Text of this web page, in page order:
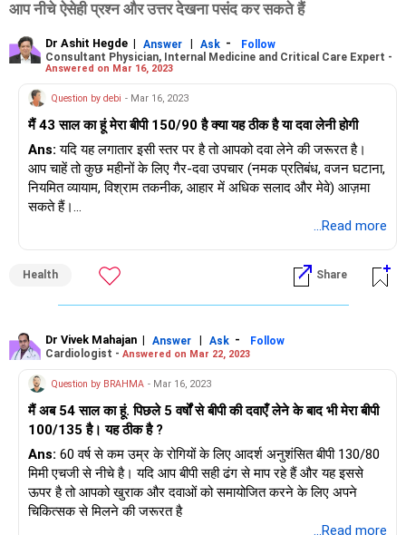
आप नीचे ऐसेही प्रश्न और उत्तर देखना पसंद कर सकते हैं
Dr Ashit Hegde | Answer | Ask -
Follow
Consultant Physician, Internal Medicine and Critical Care Expert -
Answered on Mar 16, 2023
Question by debi - Mar 16, 2023
मैं 43 साल का हूं मेरा बीपी 150/90 है क्या यह ठीक है या दवा लेनी होगी
Ans: यदि यह लगातार इसी स्तर पर है तो आपको दवा लेने की जरूरत है।
आप चाहें तो कुछ महीनों के लिए गैर-दवा उपचार (नमक प्रतिबंध, वजन घटाना,
नियमित व्यायाम, विश्राम तकनीक, आहार में अधिक सलाद और मेवे) आज़मा
सकते हैं।
यदि बीपी 140/90 से कम नहीं होता है तो आपको दवाएँ लेने की आवश्यकता
...Read more
Health Share
Dr Vivek Mahajan | Answer | Ask -
Follow
Cardiologist - Answered on Mar 22, 2023
Question by BRAHMA - Mar 16, 2023
मैं अब 54 साल का हूं. पिछले 5 वर्षों से बीपी की दवाएँ लेने के बाद भी मेरा बीपी
100/135 है। यह ठीक है ?
Ans: 60 वर्ष से कम उम्र के रोगियों के लिए आदर्श अनुशंसित बीपी 130/80
मिमी एचजी से नीचे है। यदि आप बीपी सही ढंग से माप रहे हैं और यह इससे
ऊपर है तो आपको खुराक और दवाओं को समायोजित करने के लिए अपने
चिकित्सक से मिलने की जरूरत है
...Read more